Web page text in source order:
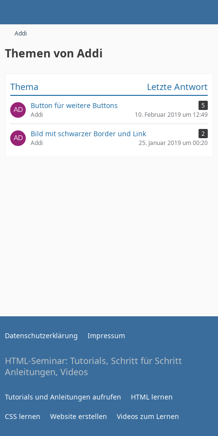
Addi
Themen von Addi
Thema Letzte Antwort
Button für weitere Buttons
5
Addi
10. Februar 2019 um 12:49
Bild mit schwarzer Border und Link
2
Addi
25. Januar 2019 um 00:20
Datenschutzerklärung Impressum
HTML-Seminar: Tutorials, Schritt für Schritt
Anleitungen, Videos
Tutorials und Anleitungen aufrufen HTML lernen
CSS lernen Website erstellen Videos zum Lernen